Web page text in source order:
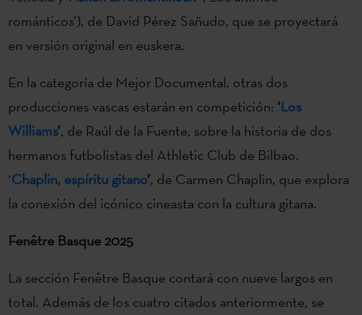
románticos’), de David Pérez Sañudo, que se proyectará
en versión original en euskera.
En la categoría de Mejor Documental, otras dos
producciones vascas estarán en competición: ‘Los
Williams’, de Raúl de la Fuente, sobre la historia de dos
hermanos futbolistas del Athletic Club de Bilbao.
‘Chaplin, espíritu gitano’, de Carmen Chaplin, que explora
la conexión del icónico cineasta con la cultura gitana.
Fenêtre Basque 2025
La sección Fenêtre Basque contará con nueve largos en
total. Además de los cuatro citados anteriormente, se